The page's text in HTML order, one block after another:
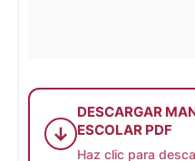
↓
DESCARGAR
ESCOLAR PDF
Haz clic para